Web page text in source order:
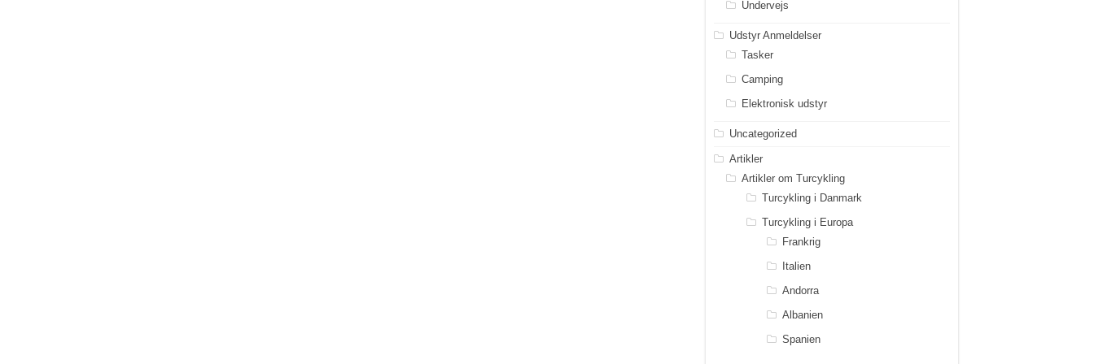
Undervejs
Udstyr Anmeldelser
Tasker
Camping
Elektronisk udstyr
Uncategorized
Artikler
Artikler om Turcykling
Turcykling i Danmark
Turcykling i Europa
Frankrig
Italien
Andorra
Albanien
Spanien